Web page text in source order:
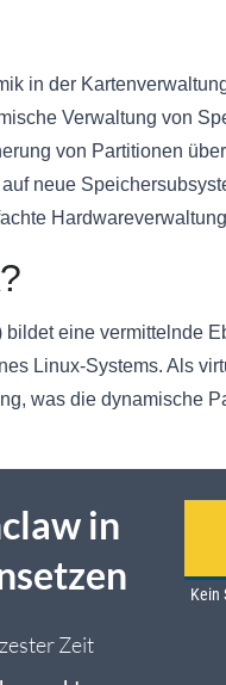
in der
Verwaltung von
von Partitionen
neue
eine vermittelnde
Linux-Systems. Als
was die dynamische